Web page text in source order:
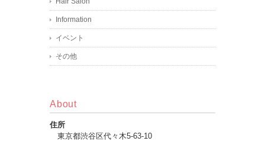
Information
イベント
その他
About
住所
東京都渋谷区代々木5-63-10